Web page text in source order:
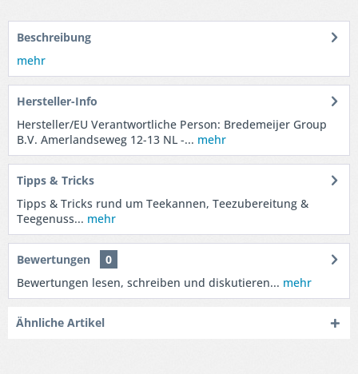
Beschreibung
mehr
Hersteller-Info
Hersteller/EU Verantwortliche Person: Bredemeijer Group
B.V. Amerlandseweg 12-13 NL -... mehr
Tipps & Tricks
Tipps & Tricks rund um Teekannen, Teezubereitung &
Teegenuss... mehr
Bewertungen
0
Bewertungen lesen, schreiben und diskutieren... mehr
Ähnliche Artikel